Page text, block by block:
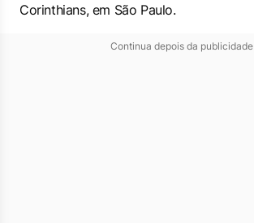
Corinthians, em São Paulo.
Continua depois da publicidade